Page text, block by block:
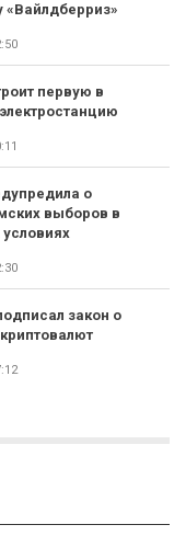
«Вайлдберриз»
первую в
о
выборов в
закон о